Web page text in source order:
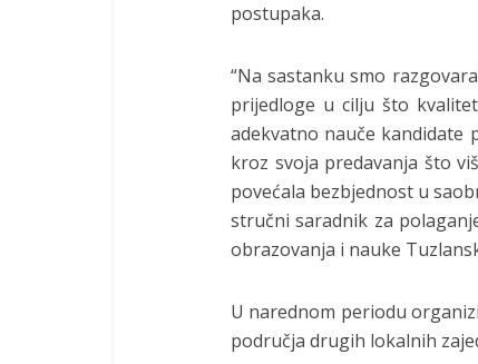
postupaka.
“Na sastanku smo
prijedloge u cilju što
adekvatno nauče kandidate
kroz svoja predavanja što
povećala bezbjednost u
stručni saradnik za
obrazovanja i nauke
U narednom periodu
područja drugih lokalnih